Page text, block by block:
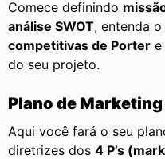
Comece definindo
análise SWOT, entenda
competitivas de Porter e
do seu projeto.
Plano de Marketing
Aqui você fará o seu
diretrizes dos 4 P’s